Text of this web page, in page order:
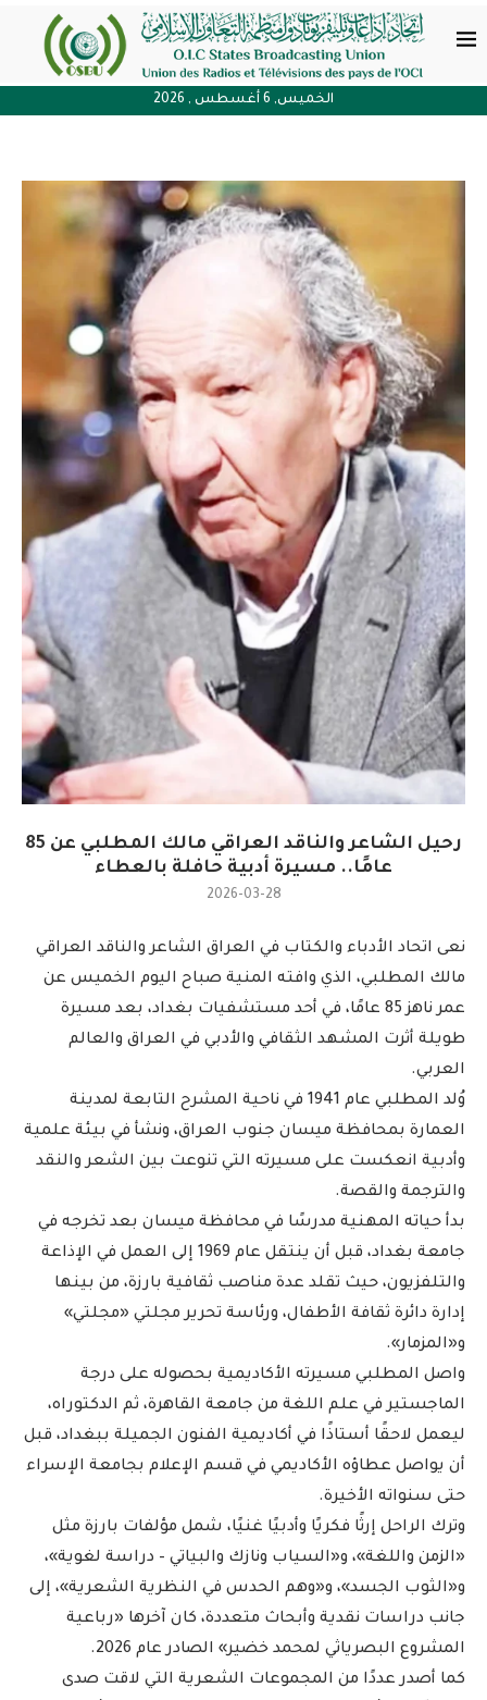
الخميس, 6 أغسطس , 2026
رحيل الشاعر والناقد العراقي مالك المطلبي عن 85
عامًا.. مسيرة أدبية حافلة بالعطاء
2026-03-28
نعى اتحاد الأدباء والكتاب في العراق الشاعر والناقد العراقي
مالك المطلبي، الذي وافته المنية صباح اليوم الخميس عن
عمر ناهز 85 عامًا، في أحد مستشفيات بغداد، بعد مسيرة
طويلة أثرت المشهد الثقافي والأدبي في العراق والعالم
العربي.
وُلد المطلبي عام 1941 في ناحية المشرح التابعة لمدينة
العمارة بمحافظة ميسان جنوب العراق، ونشأ في بيئة علمية
وأدبية انعكست على مسيرته التي تنوعت بين الشعر والنقد
والترجمة والقصة.
بدأ حياته المهنية مدرسًا في محافظة ميسان بعد تخرجه في
جامعة بغداد، قبل أن ينتقل عام 1969 إلى العمل في الإذاعة
والتلفزيون، حيث تقلد عدة مناصب ثقافية بارزة، من بينها
إدارة دائرة ثقافة الأطفال، ورئاسة تحرير مجلتي «مجلتي»
و«المزمار».
واصل المطلبي مسيرته الأكاديمية بحصوله على درجة
الماجستير في علم اللغة من جامعة القاهرة، ثم الدكتوراه،
ليعمل لاحقًا أستاذًا في أكاديمية الفنون الجميلة ببغداد، قبل
أن يواصل عطاؤه الأكاديمي في قسم الإعلام بجامعة الإسراء
حتى سنواته الأخيرة.
وترك الراحل إرثًا فكريًا وأدبيًا غنيًا، شمل مؤلفات بارزة مثل
«الزمن واللغة»، و«السياب ونازك والبياتي – دراسة لغوية»،
و«الثوب الجسد»، و«وهم الحدس في النظرية الشعرية»، إلى
جانب دراسات نقدية وأبحاث متعددة، كان آخرها «رباعية
المشروع البصرياثي لمحمد خضير» الصادر عام 2026.
كما أصدر عددًا من المجموعات الشعرية التي لاقت صدى